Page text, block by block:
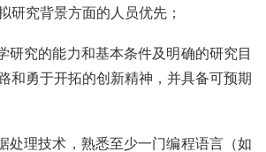
研究背景方面的人员优先；
研究的能力和基本条件及明确的研究目
和勇于开拓的创新精神，并具备可预期
处理技术，熟悉至少一门编程语言（如